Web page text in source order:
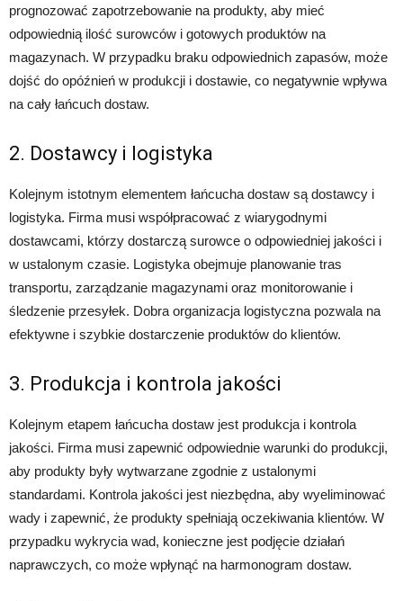
prognozować zapotrzebowanie na produkty, aby mieć
odpowiednią ilość surowców i gotowych produktów na
magazynach. W przypadku braku odpowiednich zapasów, może
dojść do opóźnień w produkcji i dostawie, co negatywnie wpływa
na cały łańcuch dostaw.
2. Dostawcy i logistyka
Kolejnym istotnym elementem łańcucha dostaw są dostawcy i
logistyka. Firma musi współpracować z wiarygodnymi
dostawcami, którzy dostarczą surowce o odpowiedniej jakości i
w ustalonym czasie. Logistyka obejmuje planowanie tras
transportu, zarządzanie magazynami oraz monitorowanie i
śledzenie przesyłek. Dobra organizacja logistyczna pozwala na
efektywne i szybkie dostarczenie produktów do klientów.
3. Produkcja i kontrola jakości
Kolejnym etapem łańcucha dostaw jest produkcja i kontrola
jakości. Firma musi zapewnić odpowiednie warunki do produkcji,
aby produkty były wytwarzane zgodnie z ustalonymi
standardami. Kontrola jakości jest niezbędna, aby wyeliminować
wady i zapewnić, że produkty spełniają oczekiwania klientów. W
przypadku wykrycia wad, konieczne jest podjęcie działań
naprawczych, co może wpłynąć na harmonogram dostaw.